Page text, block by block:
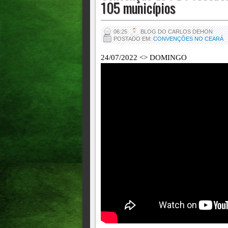
105 municípios
06:25
BLOG DO CARLOS DEHON
POSTADO EM:CONVENÇÕES NO CEARÁ
24/07/2022 <> DOMINGO